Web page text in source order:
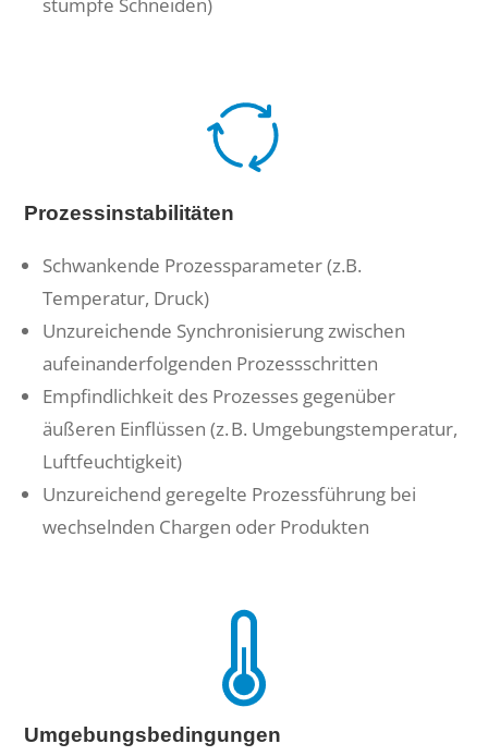
stumpfe Schneiden)
Prozessinstabilitäten
Schwankende Prozessparameter (z.B.
Temperatur, Druck)
Unzureichende Synchronisierung zwischen
aufeinanderfolgenden Prozessschritten
Empfindlichkeit des Prozesses gegenüber
äußeren Einflüssen (z. B. Umgebungstemperatur,
Luftfeuchtigkeit)
Unzureichend geregelte Prozessführung bei
wechselnden Chargen oder Produkten
Umgebungsbedingungen